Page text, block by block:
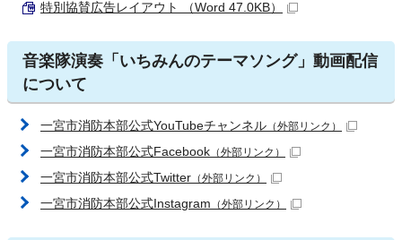
特別協賛広告レイアウト （Word 47.0KB）
音楽隊演奏「いちみんのテーマソング」動画配信
について
一宮市消防本部公式YouTubeチャンネル （外部リンク）
一宮市消防本部公式Facebook （外部リンク）
一宮市消防本部公式Twitter （外部リンク）
一宮市消防本部公式Instagram （外部リンク）